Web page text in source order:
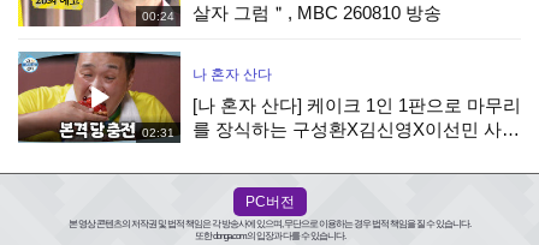
00:24
살자 그럼＂, MBC 260810 방송
02:31
나 혼자 산다
[나 혼자 산다] 케이크 1인 1판으로 마무리
를 장식하는 구성환X김신영X이선민 사전
방송
PC버전
본 영상 콘텐츠의 저작권 및 법적 책임은 각 방송사에 있으며, 무단으로 이용하는 경우 법적 책임을 질 수 있습니다.
또한 donga.com의 입장과 다를 수 있습니다.